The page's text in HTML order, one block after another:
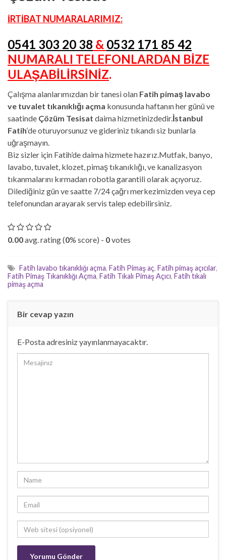
İRTİBAT NUMARALARIMIZ:
0541 303 20 38 & 0532 171 85 42
NUMARALI TELEFONLARDAN BİZE
ULAŞABİLİRSİNİZ.
Çalışma alanlarımızdan bir tanesi olan Fatih pimaş lavabo
ve tuvalet tıkanıklığı açma konusunda haftanın her günü ve
saatinde Çözüm Tesisat daima hizmetinizdedir.İstanbul
Fatih‘de oturuyorsunuz ve gideriniz tıkandı siz bunlarla
uğraşmayın.
Biz sizler için Fatih’de daima hizmete hazırız.Mutfak, banyo,
lavabo, tuvalet, klozet, pimaş tıkanıklığı, ve kanalizasyon
tıkanmalarını kırmadan robotla garantili olarak açıyoruz.
Dilediğiniz gün ve saatte 7/24 çağrı merkezimizden veya cep
telefonundan arayarak servis talep edebilirsiniz.
0.00avg. rating (0% score) - 0votes
Fatih lavabo tıkanıklığı açma, Fatih Pimaş aç, Fatih pimaş açıcılar,
Fatih Pimaş Tıkanıklığı Açma, Fatih Tıkalı Pimaş Açıcı, Fatih tıkalı
pimaş açma
Bir cevap yazın
E-Posta adresiniz yayınlanmayacaktır.